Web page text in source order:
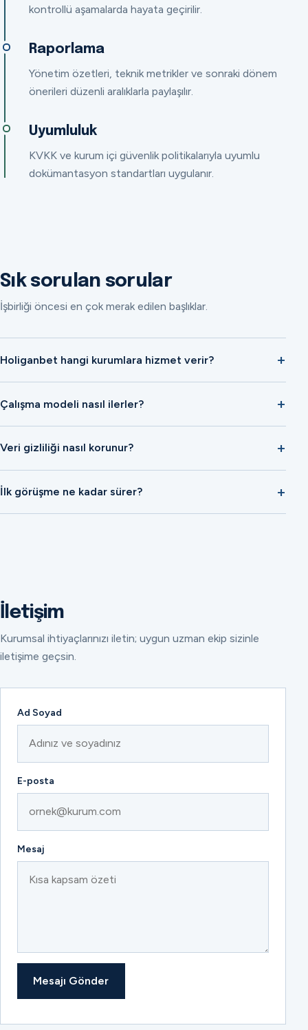
kontrollü aşamalarda hayata geçirilir.
Raporlama
Yönetim özetleri, teknik metrikler ve sonraki dönem
önerileri düzenli aralıklarla paylaşılır.
Uyumluluk
KVKK ve kurum içi güvenlik politikalarıyla uyumlu
dokümantasyon standartları uygulanır.
Sık sorulan sorular
İşbirliği öncesi en çok merak edilen başlıklar.
Holiganbet hangi kurumlara hizmet verir?
Çalışma modeli nasıl ilerler?
Veri gizliliği nasıl korunur?
İlk görüşme ne kadar sürer?
İletişim
Kurumsal ihtiyaçlarınızı iletin; uygun uzman ekip sizinle
iletişime geçsin.
Ad Soyad
E-posta
Mesaj
Mesajı Gönder